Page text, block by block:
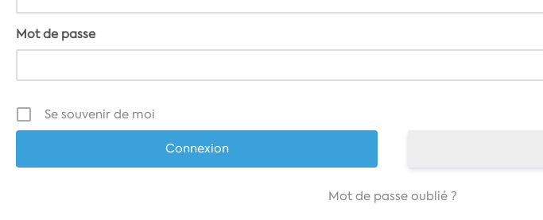
Mot de passe
Se souvenir de moi
Mot de passe oublié ?